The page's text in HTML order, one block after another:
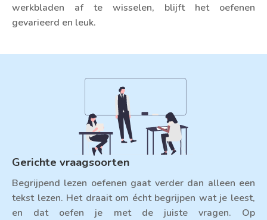
werkbladen af te wisselen, blijft het oefenen
gevarieerd en leuk.
Gerichte vraagsoorten
Begrijpend lezen oefenen gaat verder dan alleen een
tekst lezen. Het draait om écht begrijpen wat je leest,
en dat oefen je met de juiste vragen. Op